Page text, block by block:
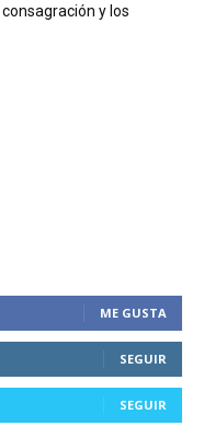
y los
ME GUSTA
SEGUIR
SEGUIR